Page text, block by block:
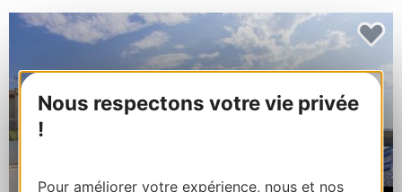
Nous respectons votre vie privée
!
Pour améliorer votre expérience, nous et nos